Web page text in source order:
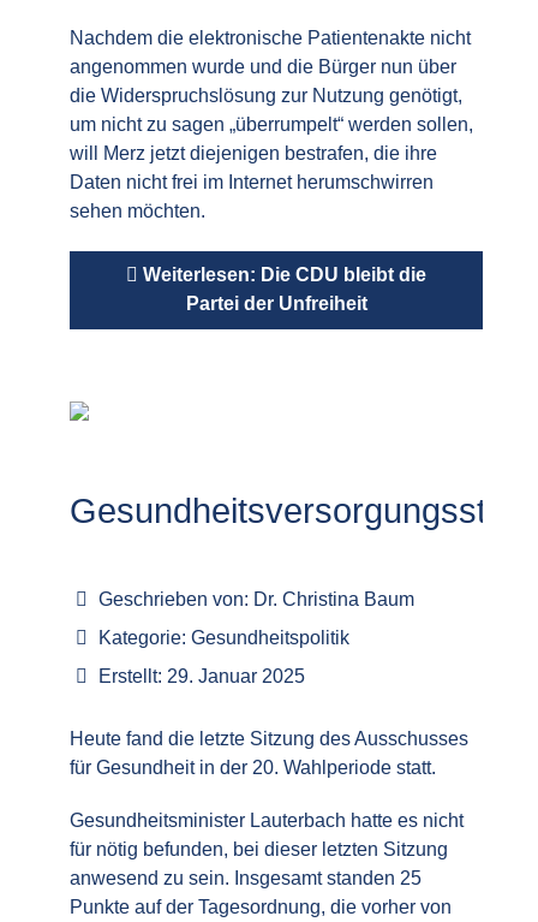
Nachdem die elektronische Patientenakte nicht
angenommen wurde und die Bürger nun über
die Widerspruchslösung zur Nutzung genötigt,
um nicht zu sagen „überrumpelt“ werden sollen,
will Merz jetzt diejenigen bestrafen, die ihre
Daten nicht frei im Internet herumschwirren
sehen möchten.
Weiterlesen: Die CDU bleibt die
Partei der Unfreiheit
Geschrieben von: Dr. Christina Baum
Kategorie: Gesundheitspolitik
Erstellt: 29. Januar 2025
Heute fand die letzte Sitzung des Ausschusses
für Gesundheit in der 20. Wahlperiode statt.
Gesundheitsminister Lauterbach hatte es nicht
für nötig befunden, bei dieser letzten Sitzung
anwesend zu sein. Insgesamt standen 25
Punkte auf der Tagesordnung, die vorher von